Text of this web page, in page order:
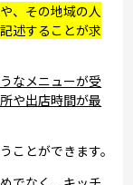
、その地域の人
述することが求
なメニューが受
や出店時間が最
ことができます。